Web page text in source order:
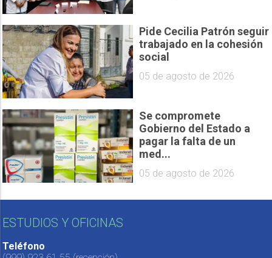
Pide Cecilia Patrón seguir
trabajado en la cohesión
social
05 de agosto de 2026
Se compromete
Gobierno del Estado a
pagar la falta de un
med...
05 de agosto de 2026
ESTUDIOS Y OFICINAS
Teléfono